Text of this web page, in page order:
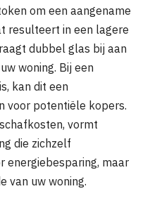
om een aangename
resulteert in een lagere
dubbel glas bij aan
woning. Bij een
kan dit een
voor potentiële kopers.
vormt
die zichzelf
energiebesparing, maar
van uw woning.